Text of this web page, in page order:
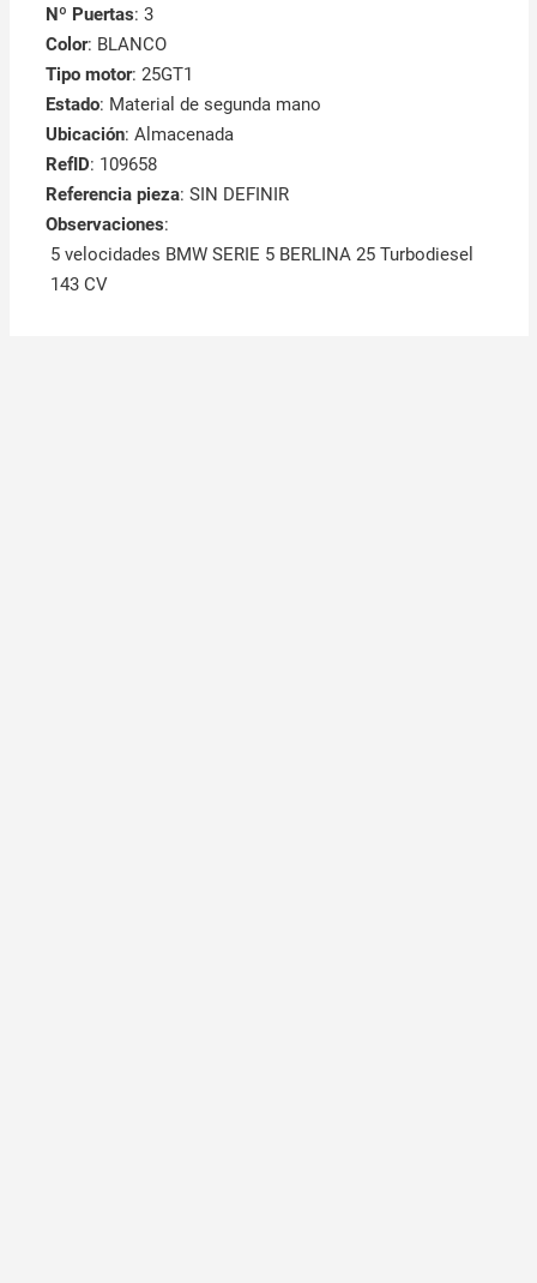
Nº Puertas: 3
Color: BLANCO
Tipo motor: 25GT1
Estado: Material de segunda mano
Ubicación: Almacenada
RefID: 109658
Referencia pieza: SIN DEFINIR
Observaciones:
5 velocidades BMW SERIE 5 BERLINA 25 Turbodiesel
143 CV